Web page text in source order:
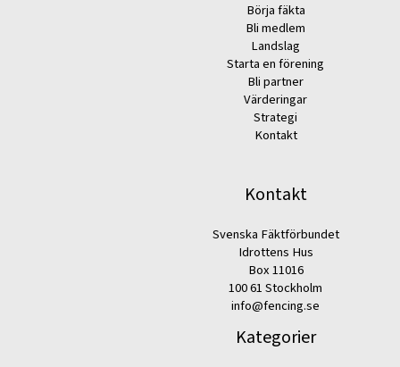
Börja fäkta
Bli medlem
Landslag
Starta en förening
Bli partner
Värderingar
Strategi
Kontakt
Kontakt
Svenska Fäktförbundet
Idrottens Hus
Box 11016
100 61 Stockholm
info@fencing.se
Kategorier